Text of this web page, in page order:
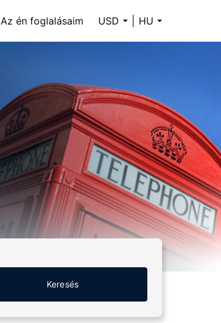
Az én foglalásaim USD HU
Keresés